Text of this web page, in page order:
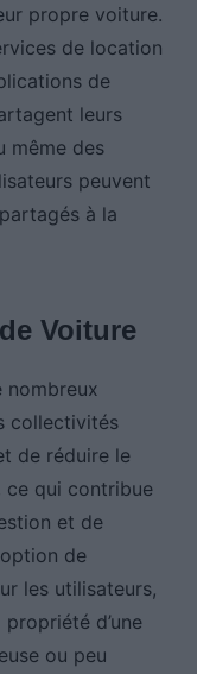
propre voiture.
de location
de
leurs
même des
peuvent
à la
Voiture
nombreux
collectivités
de réduire le
ce qui contribue
et de
de
les utilisateurs,
d’une
ou peu